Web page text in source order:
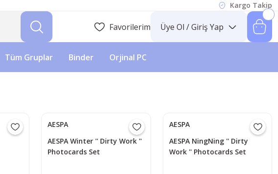
Kargo Takip
Favorilerim Üye Ol / Giriş Yap
Tüm Gruplar Binder Orjinal PC
AESPA
AESPA Winter '' Dirty Work ''
Photocards Set
AESPA
AESPA NingNing '' Dirty
Work '' Photocards Set